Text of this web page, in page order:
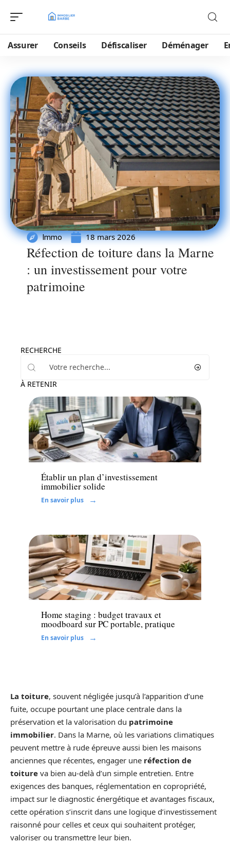
Assurer Conseils Défiscaliser Déménager
Immo 18 mars 2026
Réfection de toiture dans la Marne
: un investissement pour votre
patrimoine
RECHERCHE
À RETENIR
Investir
Établir un plan d’investissement
immobilier solide
En savoir plus
Rénover
Home staging : budget travaux et
moodboard sur PC portable, pratique
En savoir plus
La toiture, souvent négligée jusqu’à l’apparition d’une
fuite, occupe pourtant une place centrale dans la
préservation et la valorisation du patrimoine
immobilier. Dans la Marne, où les variations climatiques
peuvent mettre à rude épreuve aussi bien les maisons
anciennes que récentes, engager une réfection de
toiture va bien au-delà d’un simple entretien. Entre
exigences des banques, réglementation en copropriété,
impact sur le diagnostic énergétique et avantages fiscaux,
cette opération s’inscrit dans une logique d’investissement
raisonné pour celles et ceux qui souhaitent protéger,
valoriser ou transmettre leur bien.